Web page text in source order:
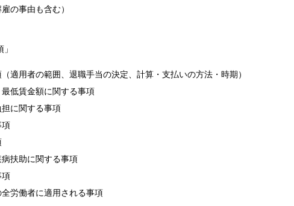
の事由も含む）
適用者の範囲、退職手当の決定、計算・支払いの方法・時期）
低賃金額に関する事項
に関する事項
項
扶助に関する事項
項
労働者に適用される事項